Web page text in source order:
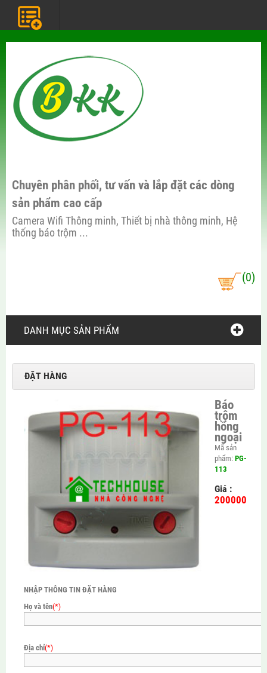
Chuyên phân phối, tư vấn và lắp đặt các dòng
sản phẩm cao cấp
Camera Wifi Thông minh, Thiết bị nhà thông minh, Hệ
thống báo trộm ...
(0)
DANH MỤC SẢN PHẨM
ĐẶT HÀNG
Báo
trộm
hồng
ngoại
Mã sản
phẩm: PG-
113
Giá :
200000
NHẬP THÔNG TIN ĐẶT HÀNG
Họ và tên(*)
Địa chỉ(*)